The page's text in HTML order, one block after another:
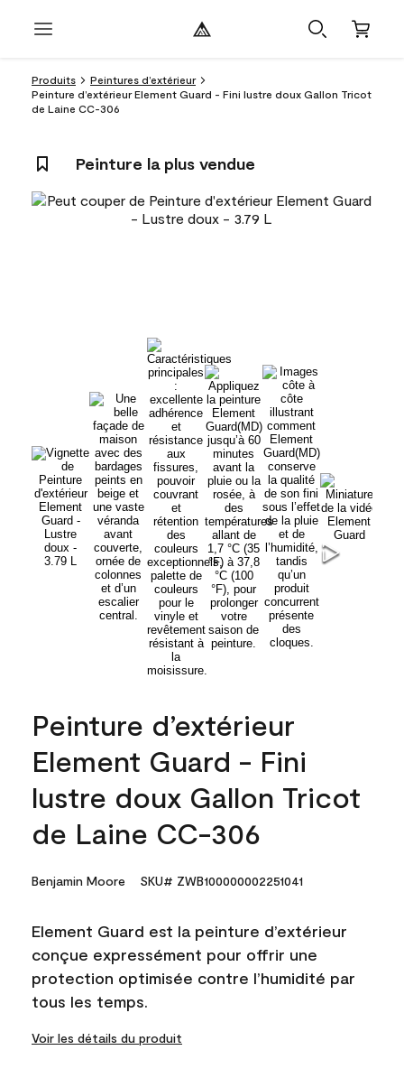
Produits
Peintures d’extérieur
Peinture d’extérieur Element Guard - Fini lustre doux Gallon Tricot
de Laine CC-306
Peinture la plus vendue
Peinture d’extérieur
Element Guard - Fini
lustre doux Gallon Tricot
de Laine CC-306
Benjamin Moore SKU# ZWB100000002251041
Element Guard est la peinture d’extérieur
conçue expressément pour offrir une
protection optimisée contre l’humidité par
tous les temps.
Voir les détails du produit